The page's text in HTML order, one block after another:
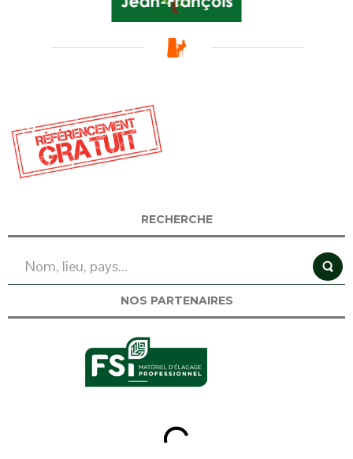
RECHERCHE
NOS PARTENAIRES